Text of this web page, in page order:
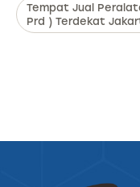
Tempat Jual
Prd ) Terdekat